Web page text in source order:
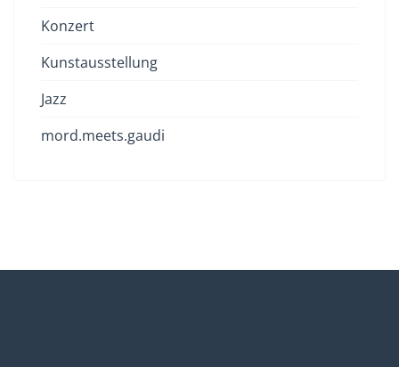
Konzert
Kunstausstellung
Jazz
mord.meets.gaudi